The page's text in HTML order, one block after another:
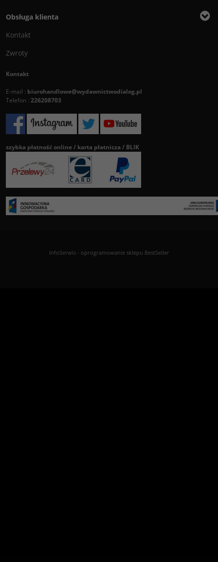
Obsługa klienta
Kontakt
Zwroty
Kontakt
E-mail : biurohandlowe@wydawnictwodialog.pl
Telefon : 226208703
szybka płatność online / karta płatnicza / BLIK
InfoSerwis- oprogramowanie sklepu BestSeller